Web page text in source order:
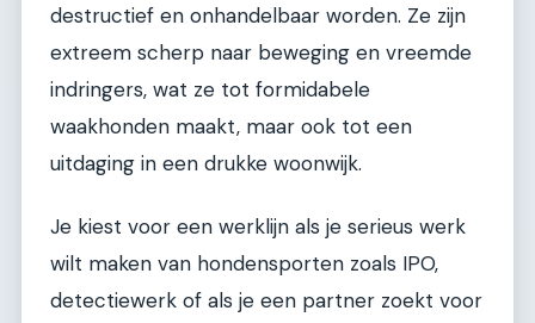
destructief en onhandelbaar worden. Ze zijn
extreem scherp naar beweging en vreemde
indringers, wat ze tot formidabele
waakhonden maakt, maar ook tot een
uitdaging in een drukke woonwijk.
Je kiest voor een werklijn als je serieus werk
wilt maken van hondensporten zoals IPO,
detectiewerk of als je een partner zoekt voor